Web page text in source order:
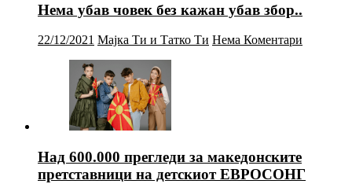
Нема убав човек без кажан убав збор..
22/12/2021 Мајка Ти и Татко Ти Нема Коментари
Над 600.000 прегледи за македонските
претставници на детскиот ЕВРОСОНГ